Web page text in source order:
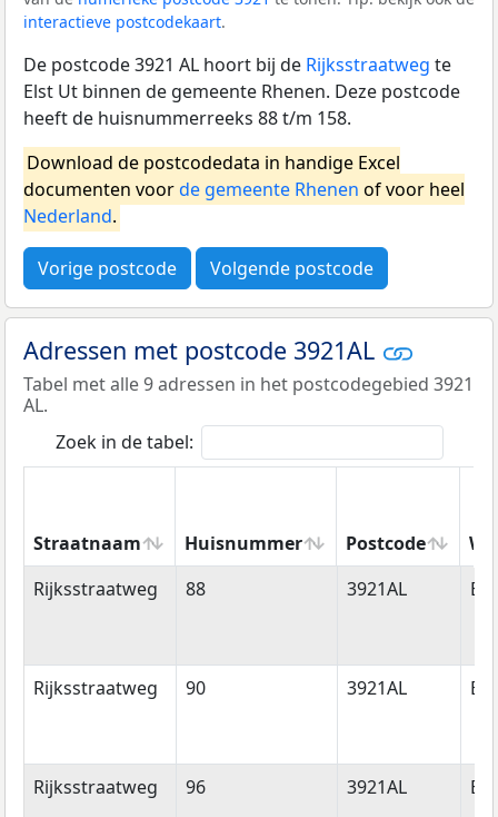
interactieve postcodekaart.
De postcode 3921 AL hoort bij de Rijksstraatweg te
Elst Ut binnen de gemeente Rhenen. Deze postcode
heeft de huisnummerreeks 88 t/m 158.
Download de postcodedata in handige Excel
documenten voorde gemeente Rhenen of voor heel
Nederland.
Vorige postcode Volgende postcode
Adressen met postcode 3921AL
Tabel met alle 9 adressen in het postcodegebied 3921
AL.
Zoek in de tabel:
Straatnaam Huisnummer Postcode
Straatnaam
Huisnummer Postcode
Rijksstraatweg 88 3921AL
Rijksstraatweg 90 3921AL
Rijksstraatweg 96 3921AL